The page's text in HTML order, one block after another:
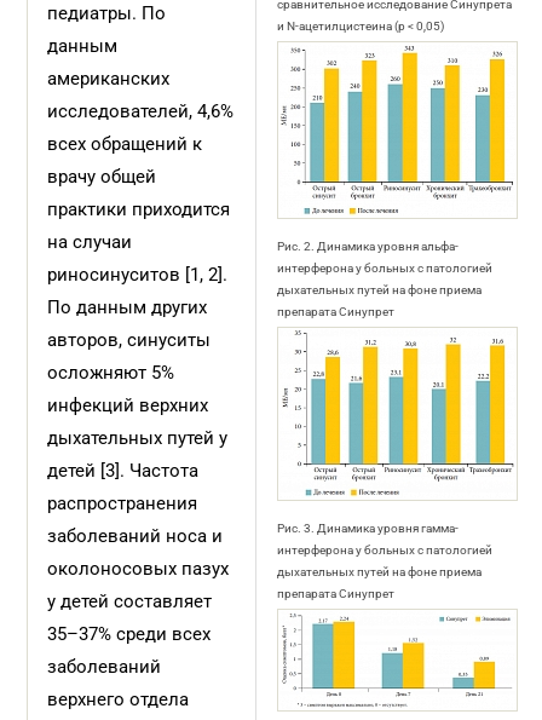
сравнительное исследование Синупрета
и N-ацетилцистеина (p < 0,05)
Рис. 2. Динамика уровня альфа-
интерферона у больных с патологией
дыхательных путей на фоне приема
препарата Синупрет
Рис. 3. Динамика уровня гамма-
интерферона у больных с патологией
дыхательных путей на фоне приема
препарата Синупрет
педиатры. По
данным
американских
исследователей, 4,6%
всех обращений к
врачу общей
практики приходится
на случаи
риносинуситов [1, 2].
По данным других
авторов, синуситы
осложняют 5%
инфекций верхних
дыхательных путей у
детей [3]. Частота
распространения
заболеваний носа и
околоносовых пазух
у детей составляет
35–37% среди всех
заболеваний
верхнего отдела